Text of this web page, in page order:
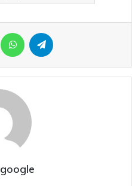
Twitter WhatsApp